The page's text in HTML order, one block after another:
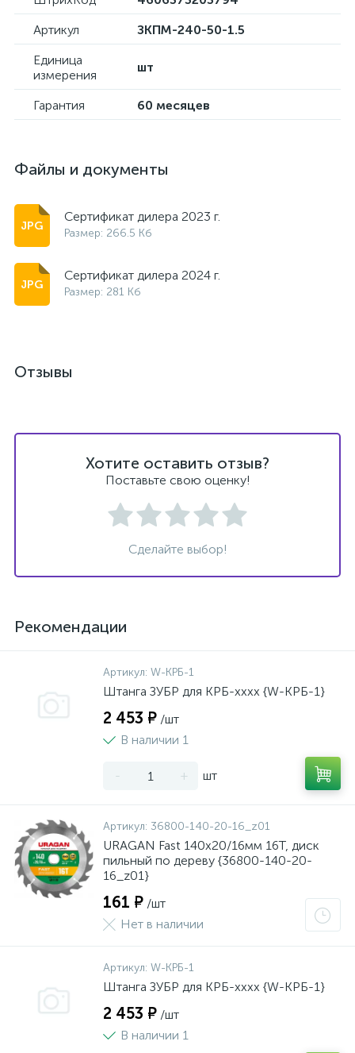
Артикул
ЗКПМ-240-50-1.5
Единица
измерения
шт
Гарантия 60 месяцев
Файлы и документы
Сертификат дилера 2023 г.
Размер: 266.5 Кб
Сертификат дилера 2024 г.
Размер: 281 Кб
Отзывы
Хотите оставить отзыв?
Поставьте свою оценку!
Сделайте выбор!
Рекомендации
Артикул: W-КРБ-1
Штанга ЗУБР для КРБ-хххх {W-КРБ-1}
2 453 ₽ /шт
В наличии 1
- + шт
Артикул: 36800-140-20-16_z01
URAGAN Fast 140x20/16мм 16Т, диск
пильный по дереву {36800-140-20-
16_z01}
161 ₽ /шт
Нет в наличии
Артикул: W-КРБ-1
Штанга ЗУБР для КРБ-хххх {W-КРБ-1}
2 453 ₽ /шт
В наличии 1